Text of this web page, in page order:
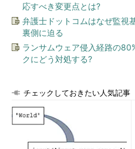
応すべき変更点とは?
弁護士ドットコムはなぜ監視
裏側に迫る
ランサムウェア侵入経路の
クにどう対処する?
チェックしておきたい人気記事